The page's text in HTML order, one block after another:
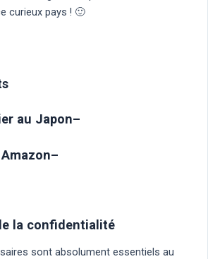
curieux pays ! 🙂
au Japon–
–
la confidentialité
sont absolument essentiels au